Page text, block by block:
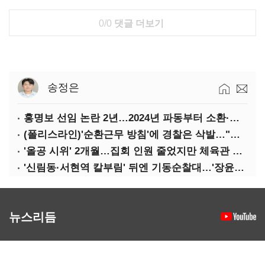
0/0 댓글 더보기
송정은
홍명보 선임 논란 2년…2024년 파동부터 소환·압색까지
(폴리스라인)'순환근무 방침'에 경찰은 삭발…"베테랑·수사력 보강 먼저"
'올공 시위' 2개월…집회 인원 줄었지만 체육관 봉쇄 계속
'신림동·서현역 칼부림' 뒤엔 기동순찰대…'장윤기 은폐·조작' 후엔 내부비리수사대
뉴스리듬